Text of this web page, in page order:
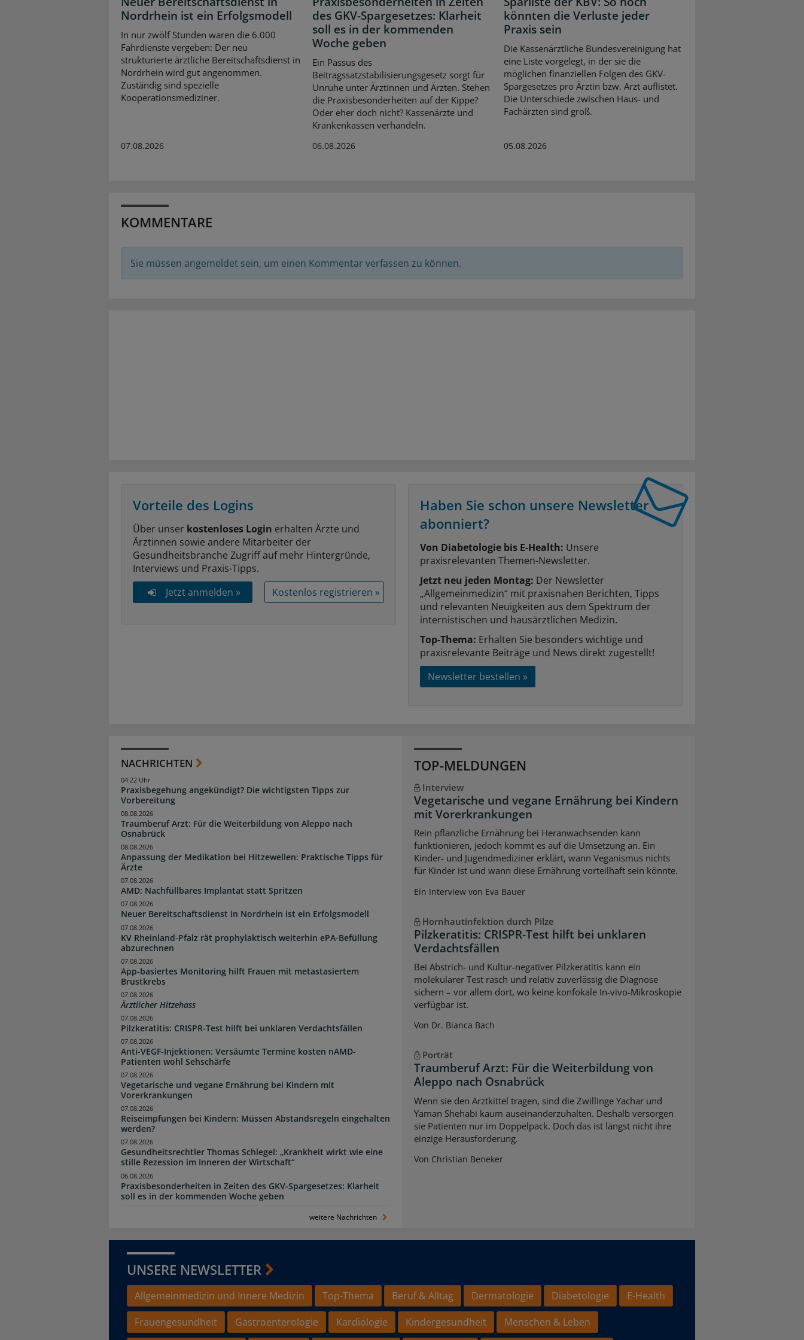
Nordrhein ist ein Erfolgsmodell
In nur zwölf Stunden waren die 6.000
Fahrdienste vergeben: Der neu
strukturierte ärztliche Bereitschaftsdienst in
Nordrhein wird gut angenommen.
Zuständig sind spezielle
Kooperationsmediziner.
07.08.2026
des GKV-Spargesetzes: Klarheit
soll es in der kommenden
Woche geben
Ein Passus des
Beitragssatzstabilisierungsgesetz sorgt für
Unruhe unter Ärztinnen und Ärzten. Stehen
die Praxisbesonderheiten auf der Kippe?
Oder eher doch nicht? Kassenärzte und
Krankenkassen verhandeln.
06.08.2026
könnten die Verluste jeder
Praxis sein
Die Kassenärztliche Bundesvereinigung hat
eine Liste vorgelegt, in der sie die
möglichen finanziellen Folgen des GKV-
Spargesetzes pro Ärztin bzw. Arzt auflistet.
Die Unterschiede zwischen Haus- und
Fachärzten sind groß.
05.08.2026
KOMMENTARE
Sie müssen angemeldet sein, um einen Kommentar verfassen zu können.
Vorteile des Logins
Über unser kostenloses Login erhalten Ärzte und
Ärztinnen sowie andere Mitarbeiter der
Gesundheitsbranche Zugriff auf mehr Hintergründe,
Interviews und Praxis-Tipps.
Jetzt anmelden »
Kostenlos registrieren »
Haben Sie schon unsere Newsletter
abonniert?
Von Diabetologie bis E-Health: Unsere
praxisrelevanten Themen-Newsletter.
Jetzt neu jeden Montag: Der Newsletter
„Allgemeinmedizin“ mit praxisnahen Berichten, Tipps
und relevanten Neuigkeiten aus dem Spektrum der
internistischen und hausärztlichen Medizin.
Top-Thema: Erhalten Sie besonders wichtige und
praxisrelevante Beiträge und News direkt zugestellt!
Newsletter bestellen »
NACHRICHTEN
Praxisbegehung angekündigt? Die wichtigsten Tipps zur
Vorbereitung
04:22 Uhr
Traumberuf Arzt: Für die Weiterbildung von Aleppo nach
Osnabrück
08.08.2026
Anpassung der Medikation bei Hitzewellen: Praktische Tipps für
Ärzte
08.08.2026
AMD: Nachfüllbares Implantat statt Spritzen
07.08.2026
Neuer Bereitschaftsdienst in Nordrhein ist ein Erfolgsmodell
07.08.2026
KV Rheinland-Pfalz rät prophylaktisch weiterhin ePA-Befüllung
abzurechnen
07.08.2026
App-basiertes Monitoring hilft Frauen mit metastasiertem
Brustkrebs
07.08.2026
Ärztlicher Hitzehass
07.08.2026
Pilzkeratitis: CRISPR-Test hilft bei unklaren Verdachtsfällen
07.08.2026
Anti-VEGF-Injektionen: Versäumte Termine kosten nAMD-
Patienten wohl Sehschärfe
07.08.2026
Vegetarische und vegane Ernährung bei Kindern mit
Vorerkrankungen
07.08.2026
Reiseimpfungen bei Kindern: Müssen Abstandsregeln eingehalten
werden?
07.08.2026
Gesundheitsrechtler Thomas Schlegel: „Krankheit wirkt wie eine
stille Rezession im Inneren der Wirtschaft“
07.08.2026
Praxisbesonderheiten in Zeiten des GKV-Spargesetzes: Klarheit
soll es in der kommenden Woche geben
06.08.2026
weitere Nachrichten
TOP-MELDUNGEN
Interview
Vegetarische und vegane Ernährung bei Kindern
mit Vorerkrankungen
Rein pflanzliche Ernährung bei Heranwachsenden kann
funktionieren, jedoch kommt es auf die Umsetzung an. Ein
Kinder- und Jugendmediziner erklärt, wann Veganismus nichts
für Kinder ist und wann diese Ernährung vorteilhaft sein könnte.
Ein Interview von Eva Bauer
Hornhautinfektion durch Pilze
Pilzkeratitis: CRISPR-Test hilft bei unklaren
Verdachtsfällen
Bei Abstrich- und Kultur-negativer Pilzkeratitis kann ein
molekularer Test rasch und relativ zuverlässig die Diagnose
sichern – vor allem dort, wo keine konfokale In-vivo-Mikroskopie
verfügbar ist.
Von Dr. Bianca Bach
Porträt
Traumberuf Arzt: Für die Weiterbildung von
Aleppo nach Osnabrück
Wenn sie den Arztkittel tragen, sind die Zwillinge Yachar und
Yaman Shehabi kaum auseinanderzuhalten. Deshalb versorgen
sie Patienten nur im Doppelpack. Doch das ist längst nicht ihre
einzige Herausforderung.
Von Christian Beneker
UNSERE NEWSLETTER
Allgemeinmedizin und Innere Medizin Top-Thema Beruf & Alltag Dermatologie Diabetologie
E-Health
Frauengesundheit
Gastroenterologie Kardiologie Kindergesundheit Menschen & Leben